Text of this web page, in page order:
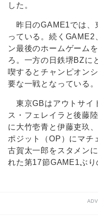
した。
昨日のGAME1では、
っている。続く
ン最後のホームゲーム
ろ。一方の日鉄堺BZに
喫するとチャンピオン
要な一戦となっている。
東京GBはアウトサイ
ス・フェレイラと後藤
に大竹壱青と伊藤吏玖
ポジット（OP）にマチ
古賀太一郎をスタメン
れた第17節GAME1ぶり